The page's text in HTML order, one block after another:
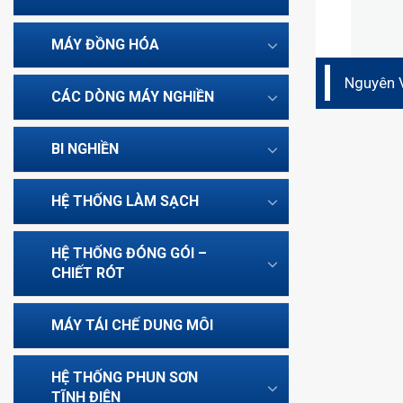
MÁY ĐỒNG HÓA
CÁC DÒNG MÁY NGHIỀN
BI NGHIỀN
HỆ THỐNG LÀM SẠCH
HỆ THỐNG ĐÓNG GÓI –
CHIẾT RÓT
MÁY TÁI CHẾ DUNG MÔI
HỆ THỐNG PHUN SƠN
TĨNH ĐIỆN
Nguyên